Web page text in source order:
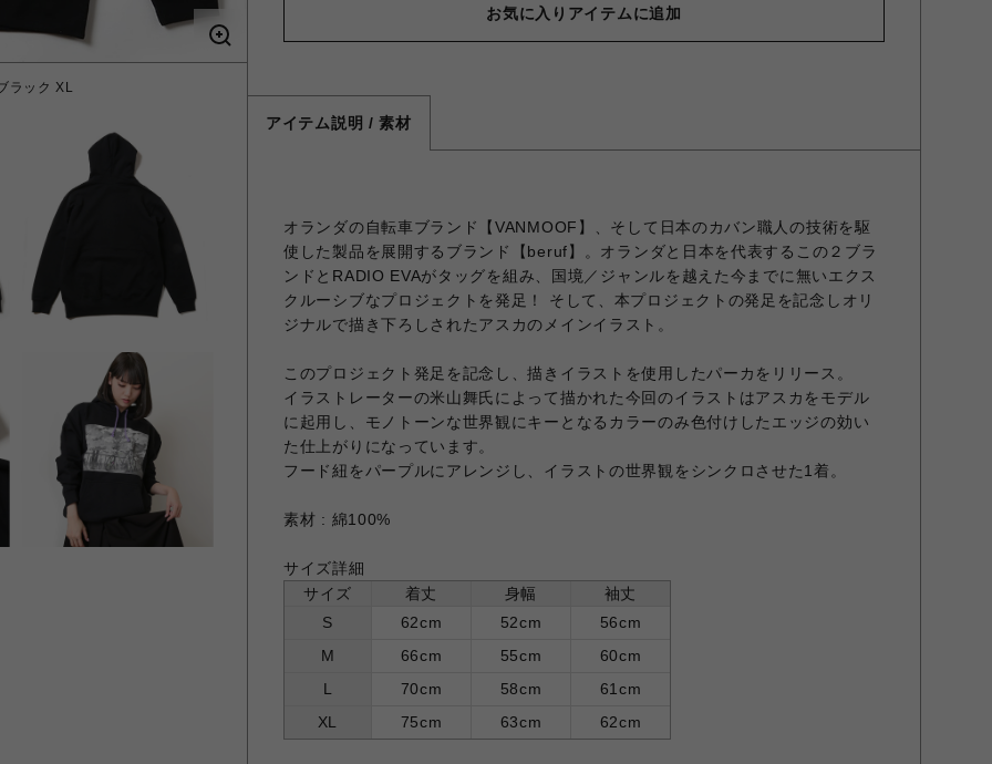
ラック XL
お気に入りアイテムに追加
アイテム説明 / 素材
オランダの自転車ブランド【VANMOOF】、そして日本のカバン職人の技術を駆
使した製品を展開するブランド【beruf】。オランダと日本を代表するこの２ブラ
ンドとRADIO EVAがタッグを組み、国境／ジャンルを越えた今までに無いエクス
クルーシブなプロジェクトを発足！ そして、本プロジェクトの発足を記念しオリ
ジナルで描き下ろしされたアスカのメインイラスト。
このプロジェクト発足を記念し、描きイラストを使用したパーカをリリース。
イラストレーターの米山舞氏によって描かれた今回のイラストはアスカをモデル
に起用し、モノトーンな世界観にキーとなるカラーのみ色付けしたエッジの効い
た仕上がりになっています。
フード紐をパープルにアレンジし、イラストの世界観をシンクロさせた1着。
素材 : 綿100%
サイズ詳細
サイズ
着丈 身幅
袖丈
S
62cm 52cm
56cm
M
66cm 55cm
60cm
L
70cm 58cm
61cm
XL
75cm 63cm 62cm